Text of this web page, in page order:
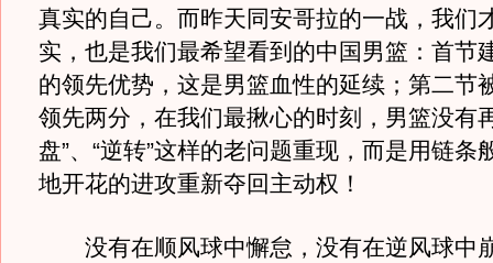
真实的自己。而昨天同安哥拉的一战，我们
实，也是我们最希望看到的中国男篮：首节
的领先优势，这是男篮血性的延续；第二节
领先两分，在我们最揪心的时刻，男篮没有
盘”、“逆转”这样的老问题重现，而是用链条
地开花的进攻重新夺回主动权！
没有在顺风球中懈怠，没有在逆风球中